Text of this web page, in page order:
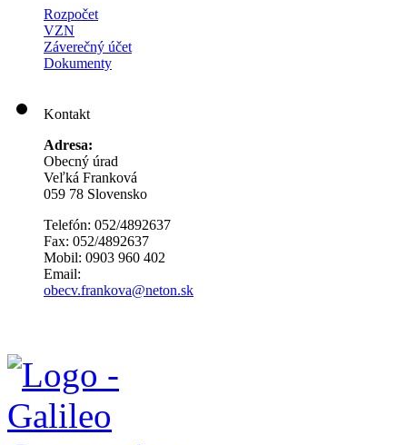
Rozpočet
VZN
Záverečný účet
Dokumenty
Kontakt
Adresa:
Obecný úrad
Veľká Franková
059 78 Slovensko
Telefón: 052/4892637
Fax: 052/4892637
Mobil: 0903 960 402
Email:
obecv.frankova@neton.sk